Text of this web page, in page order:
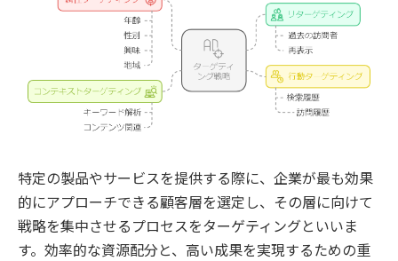
特定の製品やサービスを提供する際に、企業が最も効果
的にアプローチできる顧客層を選定し、その層に向けて
戦略を集中させるプロセスをターゲティングといいま
す。効率的な資源配分と、高い成果を実現するための重